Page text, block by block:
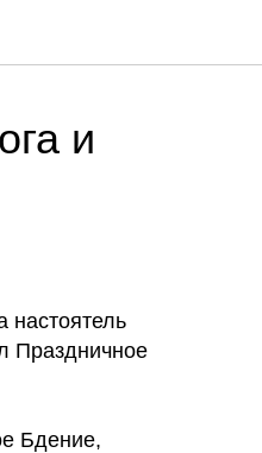
и
настоятель
Праздничное
Бдение,